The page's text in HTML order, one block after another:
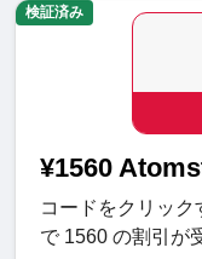
¥1560
コードをクリッ
で 1560 の割引が
検証済み